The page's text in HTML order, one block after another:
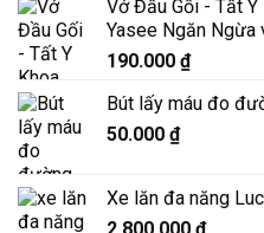
Vớ Đầu Gối - Tất Y
Yasee Ngăn Ngừa
190.000 ₫
Bút lấy máu đo
50.000 ₫
Xe lăn đa năng